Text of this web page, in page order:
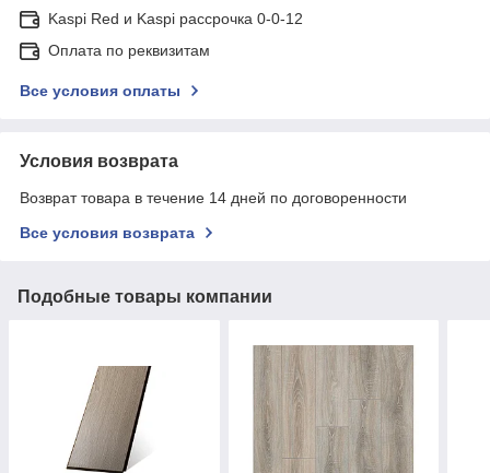
Kaspi Red и Kaspi рассрочка 0-0-12
Оплата по реквизитам
Все условия оплаты
Условия возврата
Возврат товара в течение 14 дней по договоренности
Все условия возврата
Подобные товары компании